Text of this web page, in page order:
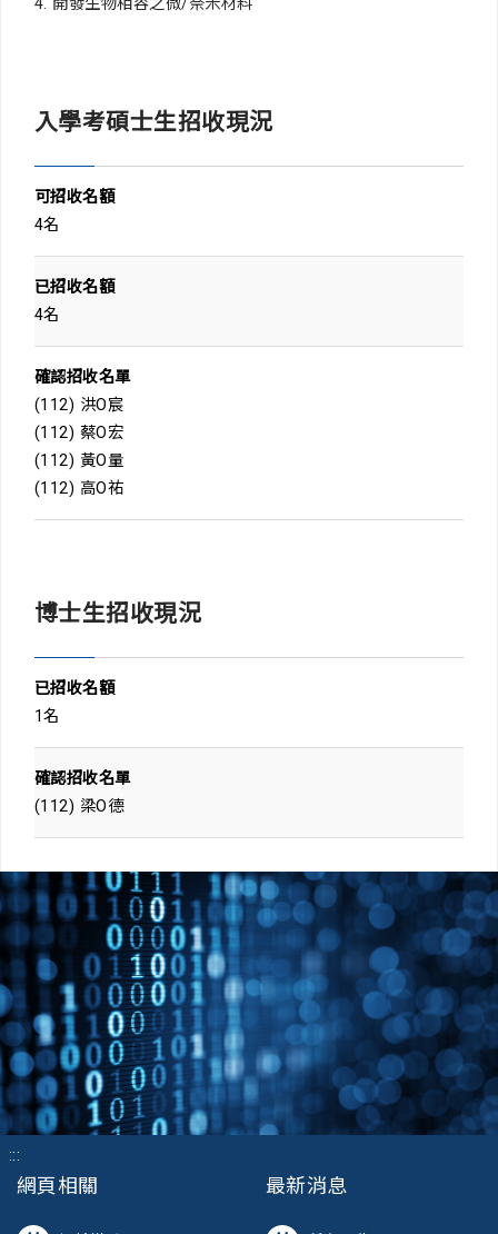
4. 開發生物相容之微/奈米材料
入學考碩士生招收現況
可招收名額
4名
已招收名額
4名
確認招收名單
(112) 洪O宸
(112) 蔡O宏
(112) 黃O量
(112) 高O祐
博士生招收現況
已招收名額
1名
確認招收名單
(112) 梁O德
:::
網頁相關 最新消息